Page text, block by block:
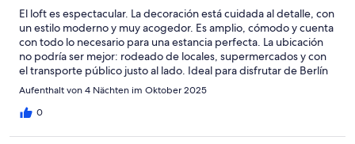
El loft es espectacular. La decoración está cuidada al detalle, con
un estilo moderno y muy acogedor. Es amplio, cómodo y cuenta
con todo lo necesario para una estancia perfecta. La ubicación
no podría ser mejor: rodeado de locales, supermercados y con
el transporte público justo al lado. Ideal para disfrutar de Berlín
sin complicaciones. ¡Totalmente recomendable!
Aufenthalt von 4 Nächten im Oktober 2025
0